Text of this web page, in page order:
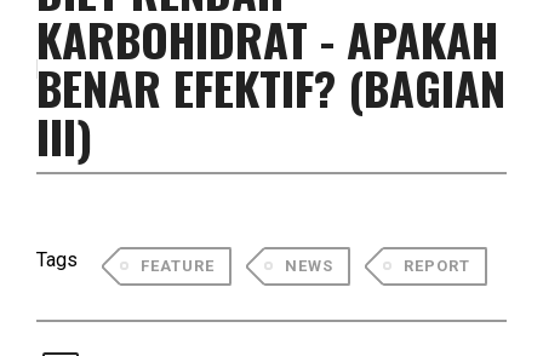
KARBOHIDRAT - APAKAH
BENAR EFEKTIF? (BAGIAN
III)
Tags FEATURE NEWS REPORT